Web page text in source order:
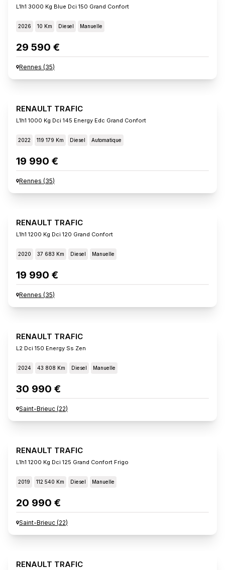
L1h1 3000 Kg Blue Dci 150 Grand Confort
2026 10 Km Diesel Manuelle
29 590 €
Rennes (35)
RENAULT TRAFIC
L1h1 1000 Kg Dci 145 Energy Edc Grand Confort
2022 119 179 Km Diesel Automatique
19 990 €
Rennes (35)
RENAULT TRAFIC
L1h1 1200 Kg Dci 120 Grand Confort
2020 37 683 Km Diesel Manuelle
19 990 €
Rennes (35)
RENAULT TRAFIC
L2 Dci 150 Energy Ss Zen
2024 43 808 Km Diesel Manuelle
30 990 €
Saint-Brieuc (22)
RENAULT TRAFIC
L1h1 1200 Kg Dci 125 Grand Confort Frigo
2019 112 540 Km Diesel Manuelle
20 990 €
Saint-Brieuc (22)
RENAULT TRAFIC